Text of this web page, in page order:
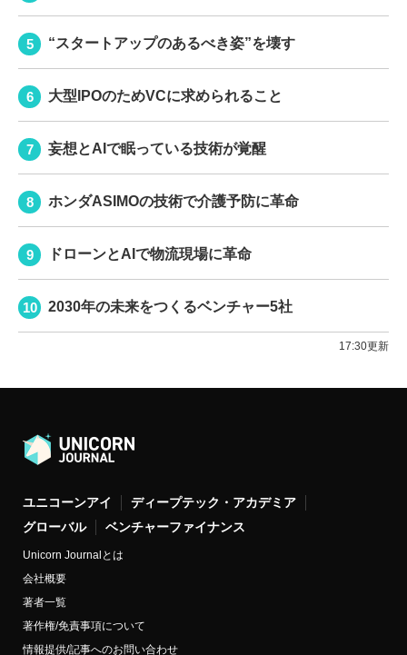
“スタートアップのあるべき姿”を壊す
大型IPOのためVCに求められること
妄想とAIで眠っている技術が覚醒
ホンダASIMOの技術で介護予防に革命
ドローンとAIで物流現場に革命
2030年の未来をつくるベンチャー5社
17:30更新
ユニコーンアイ
ディープテック・アカデミア
グローバル
ベンチャーファイナンス
Unicorn Journalとは
会社概要
著者一覧
著作権/免責事項について
情報提供/記事へのお問い合わせ